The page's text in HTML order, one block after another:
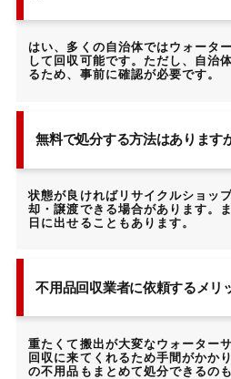
はい、多くの自治体ではウォータ
して回収可能です。ただし、自治
るため、事前に確認が必要です。
無料で処分する方法はあります
状態が良ければリサイクルショッ
却・譲渡できる場合があります。
日に出せることもあります。
不用品回収業者に依頼するメリ
重たくて搬出が大変なウォーター
回収に来てくれるため手間がかか
の不用品もまとめて処分できるのも